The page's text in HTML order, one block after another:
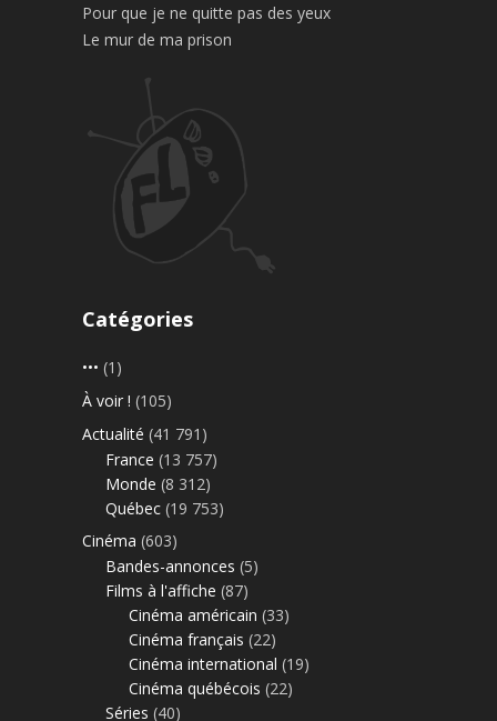
Pour que je ne quitte pas des yeux
Le mur de ma prison
Catégories
••• (1)
À voir ! (105)
Actualité (41 791)
France (13 757)
Monde (8 312)
Québec (19 753)
Cinéma (603)
Bandes-annonces (5)
Films à l'affiche (87)
Cinéma américain (33)
Cinéma français (22)
Cinéma international (19)
Cinéma québécois (22)
Séries (40)